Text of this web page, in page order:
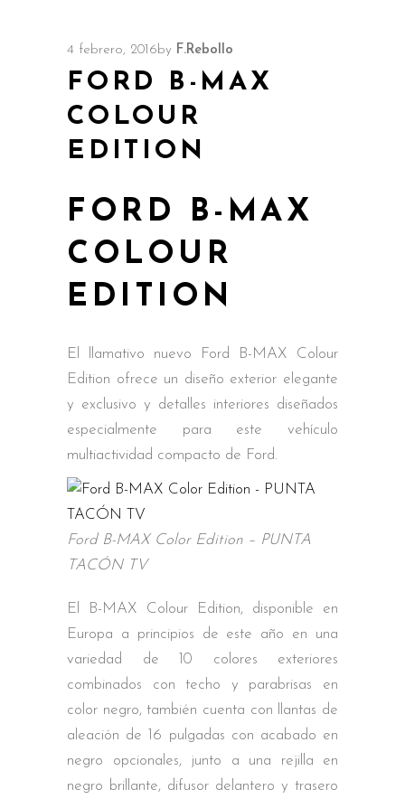
4 febrero, 2016by F.Rebollo
FORD B-MAX
COLOUR
EDITION
FORD B-MAX
COLOUR
EDITION
El llamativo nuevo Ford B-MAX Colour
Edition ofrece un diseño exterior elegante
y exclusivo y detalles interiores diseñados
especialmente para este vehículo
multiactividad compacto de Ford.
Ford B-MAX Color Edition – PUNTA
TACÓN TV
El B-MAX Colour Edition, disponible en
Europa a principios de este año en una
variedad de 10 colores exteriores
combinados con techo y parabrisas en
color negro, también cuenta con llantas de
aleación de 16 pulgadas con acabado en
negro opcionales, junto a una rejilla en
negro brillante, difusor delantero y trasero